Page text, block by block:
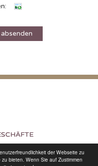
der Webseite zu
bieten. Wenn Sie auf Zustimmen